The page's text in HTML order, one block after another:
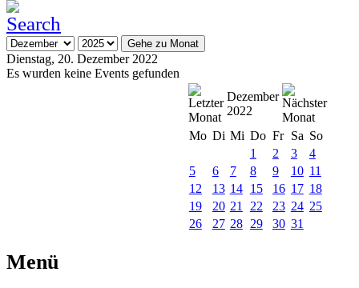
Gehe zu Monat
Dienstag, 20. Dezember 2022
Es wurden keine Events gefunden
Dezember
2022
Mo Di Mi Do Fr Sa So
1
2 3
4
5
6 7 8 9 10 11
12
13 14 15 16 17 18
19
20 21 22 23 24 25
26
27 28 29 30 31
Menü